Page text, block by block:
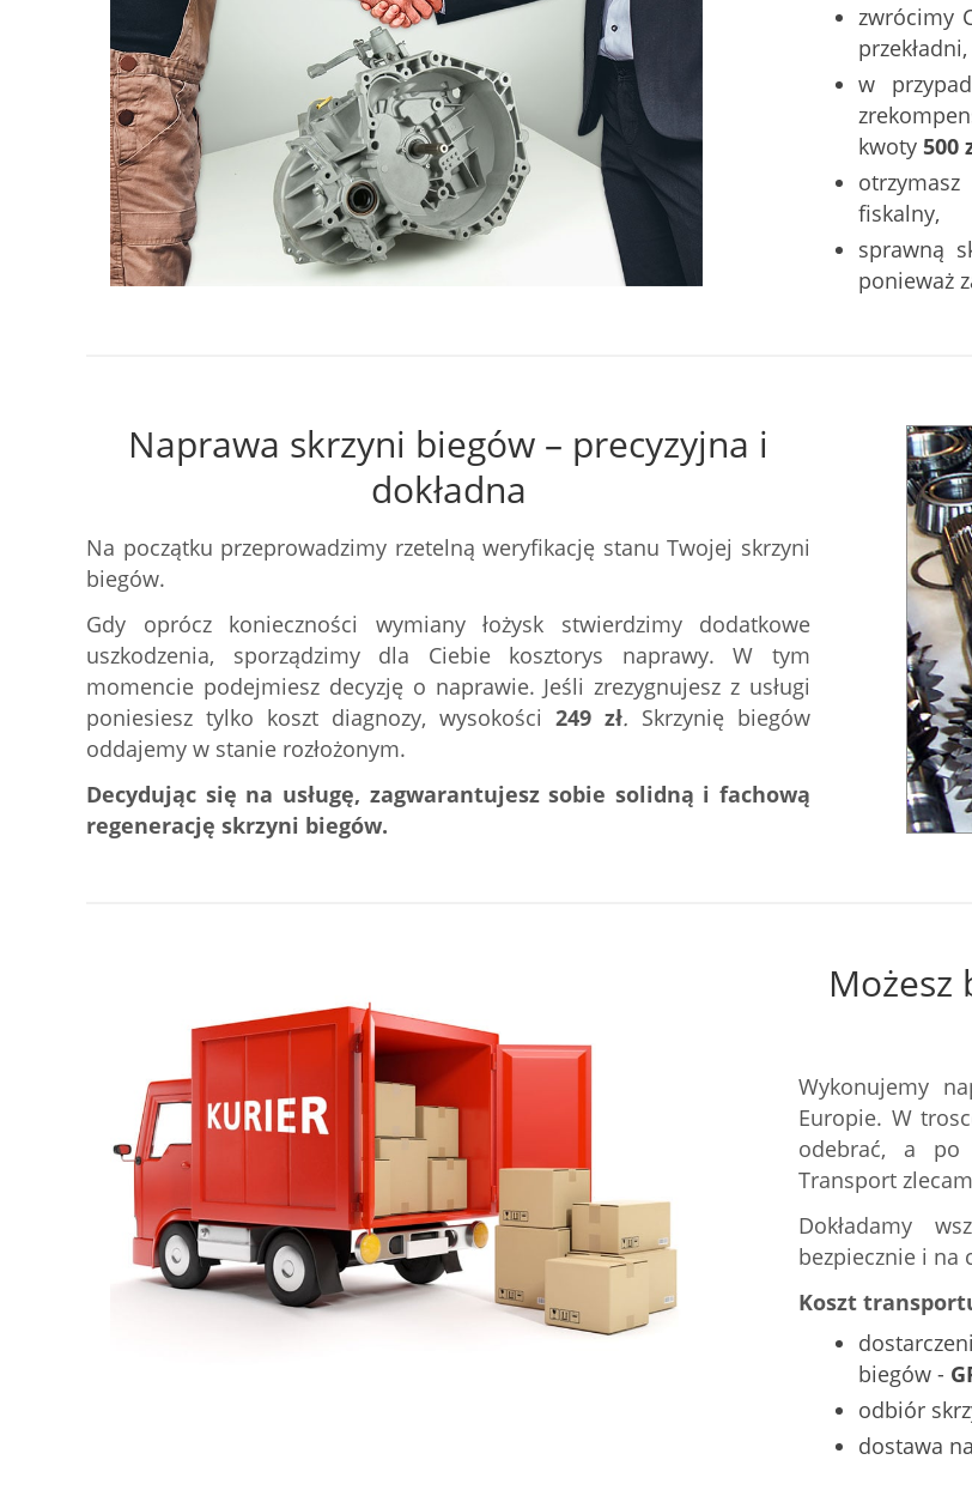
zwrócimy
przekładni,
w
kwoty500
fiskalny,
sprawną
ponieważ
Naprawa skrzyni biegów – precyzyjna i
dokładna
Na początku przeprowadzimy rzetelną weryfikację stanu Twojej skrzyni
biegów.
Gdy oprócz konieczności wymiany łożysk stwierdzimy dodatkowe
uszkodzenia, sporządzimy dla Ciebie kosztorys naprawy. W tym
momencie podejmiesz decyzję o naprawie. Jeśli zrezygnujesz z usługi
poniesiesz tylko koszt diagnozy, wysokości 249 zł. Skrzynię biegów
oddajemy w stanie rozłożonym.
Decydując się na usługę, zagwarantujesz sobie solidną i fachową
regenerację skrzyni biegów.
Możesz
Wykonujemy
Europie. W
odebrać, a po
Transport
Dokładamy
bezpiecznie i na
Koszt
biegów -
odbiór
dostawa